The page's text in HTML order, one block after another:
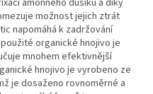
amonného dusíku a díky
možnost jejich ztrát
napomáhá k zadržování
organické hnojivo je
mnohem efektivnější
hnojivo je vyrobeno ze
je dosaženo rovnoměrné a